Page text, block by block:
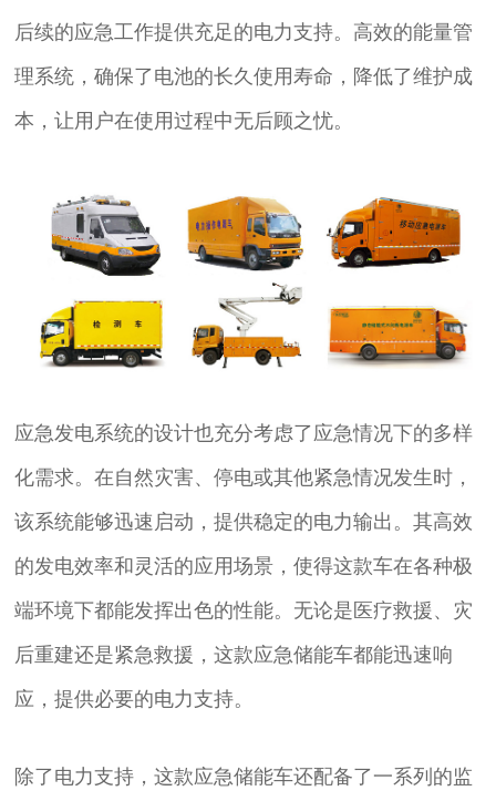
后续的应急工作提供充足的电力支持。高效的能量管
理系统，确保了电池的长久使用寿命，降低了维护成
本，让用户在使用过程中无后顾之忧。
应急发电系统的设计也充分考虑了应急情况下的多样
化需求。在自然灾害、停电或其他紧急情况发生时，
该系统能够迅速启动，提供稳定的电力输出。其高效
的发电效率和灵活的应用场景，使得这款车在各种极
端环境下都能发挥出色的性能。无论是医疗救援、灾
后重建还是紧急救援，这款应急储能车都能迅速响
应，提供必要的电力支持。
除了电力支持，这款应急储能车还配备了一系列的监